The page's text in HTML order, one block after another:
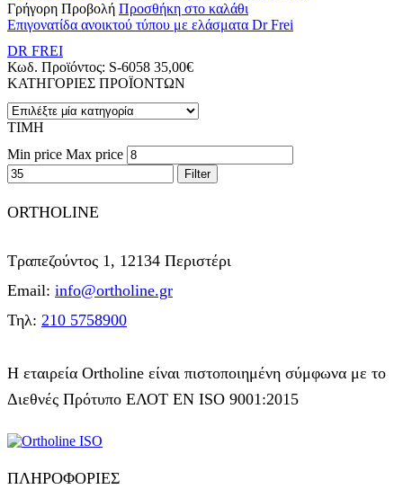
Γρήγορη Προβολή Προσθήκη στο καλάθι
Επιγονατίδα ανοικτού τύπου με ελάσματα Dr Frei
DR FREI
Κωδ. Προϊόντος: S-6058 35,00€
ΚΑΤΗΓΟΡΙΕΣ ΠΡΟΪΟΝΤΩΝ
ΤΙΜΗ
Min price Max price
Filter
ORTHOLINE
Τραπεζούντος 1, 12134 Περιστέρι
Email: info@ortholine.gr
Τηλ: 210 5758900
Η εταιρεία Ortholine είναι πιστοποιημένη σύμφωνα με το
Διεθνές Πρότυπο ΕΛΟΤ ΕΝ ISO 9001:2015
ΠΛΗΡΟΦΟΡΙΕΣ